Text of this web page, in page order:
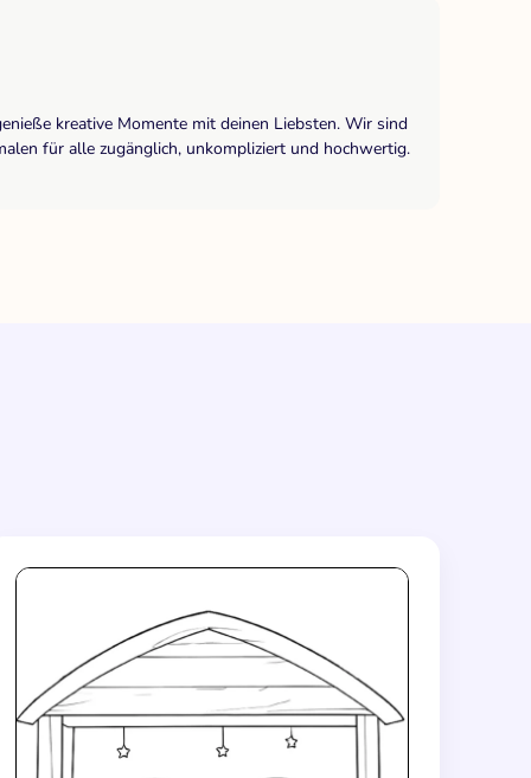
kreative Momente mit deinen Liebsten. Wir sind
für alle zugänglich, unkompliziert und hochwertig.